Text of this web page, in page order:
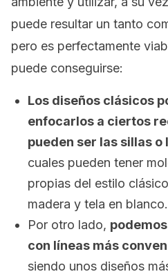
puede resultar un tanto
pero es perfectamente
puede conseguirse:
Los diseños clásicos
enfocarlos a ciertos
pueden ser las sillas o
cuales pueden tener
propias del estilo
madera y tela en blanco.
Por otro lado,
con líneas más
siendo unos diseños